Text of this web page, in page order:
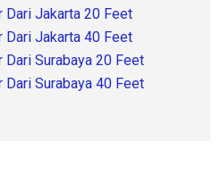
Dari Jakarta 20 Feet
Dari Jakarta 40 Feet
Surabaya 20 Feet
Surabaya 40 Feet